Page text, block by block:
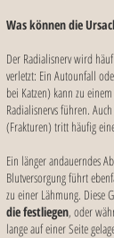
Was können die
Der Radialisnerv wird
verletzt: Ein Autounfall
bei Katzen) kann zu
Radialisnervs führen.
(Frakturen) tritt häufig
Ein länger andauerndes
Blutversorgung führt
zu einer Lähmung. Diese
die festliegen, oder
lange auf einer Seite